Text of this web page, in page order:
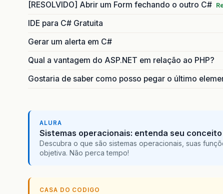
Console.WriteLine("Os
        }
//Essa parte calcula e
        else
jurosFaixa4 = rendimento
      }
    }
[RESOLVIDO] Abrir um Form fechando o outro C#
IDE para C# Gratuita
Gerar um alerta em C#
Qual a vantagem do ASP.NET em relação ao PHP?
Gostaria de saber como posso pegar o último
ALURA
Sistemas operacionais: entenda seu
Descubra o que são sistemas operacionais, suas
objetiva. Não perca tempo!
CASA DO CODIGO